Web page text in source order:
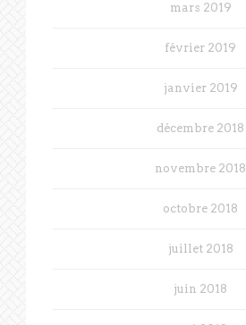
mars 2019
février 2019
janvier 2019
décembre 2018
novembre 2018
octobre 2018
juillet 2018
juin 2018